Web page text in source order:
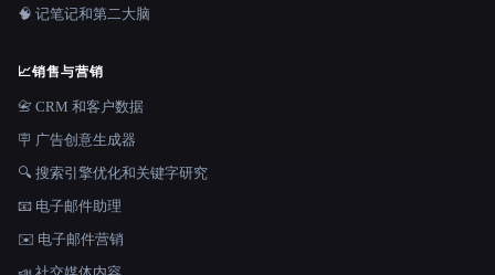
🧠 记笔记和第二大脑
📈销售与营销
📇 CRM 和客户数据
🪧 广告创意生成器
🔍 搜索引擎优化和关键字研究
📧 电子邮件助理
✉️ 电子邮件营销